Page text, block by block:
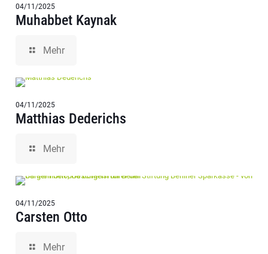
04/11/2025
Muhabbet Kaynak
Mehr
04/11/2025
Matthias Dederichs
Mehr
04/11/2025
Carsten Otto
Mehr